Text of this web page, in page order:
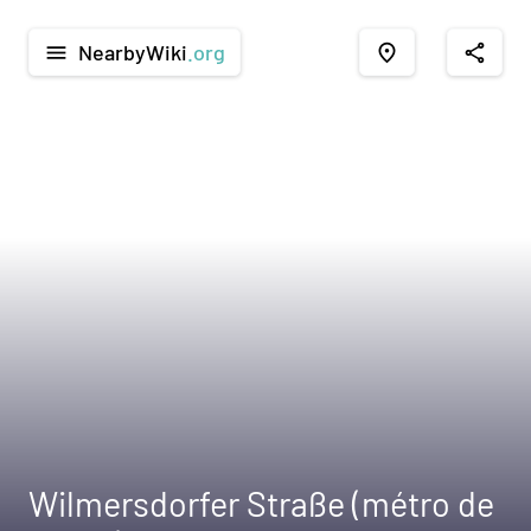
menu NearbyWiki .org place share
Wilmersdorfer Straße (métro de